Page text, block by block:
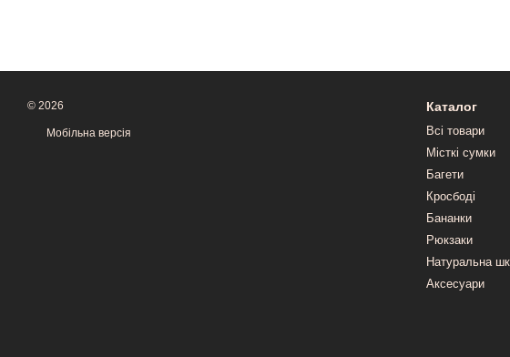
© 2026
Мобільна версія
Каталог
Всі товари
Місткі сумки
Багети
Кросбоді
Бананки
Рюкзаки
Натуральна
Аксесуари